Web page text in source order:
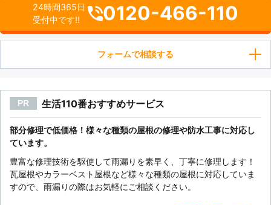
24時間365日
受付中です!!
0120-466-110
フォームで相談する
PR 生活110番おすすめサービス
部分修理で低価格！様々な種類の屋根の修理や防水工事に対応し
ています。
豊富な修理技術を駆使して雨漏りを素早く、丁寧に修理します！
瓦屋根やカラーベスト屋根など様々な種類の屋根に対応していま
すので、雨漏りの際はお気軽にご相談ください。